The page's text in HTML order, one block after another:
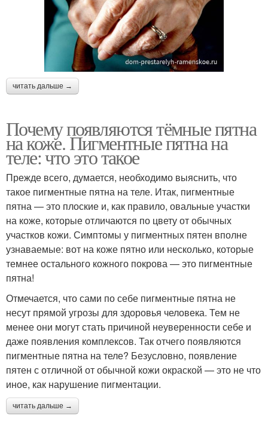
читать дальше →
Почему появляются тёмные пятна
на коже. Пигментные пятна на
теле: что это такое
Прежде всего, думается, необходимо выяснить, что
такое пигментные пятна на теле. Итак, пигментные
пятна — это плоские и, как правило, овальные участки
на коже, которые отличаются по цвету от обычных
участков кожи. Симптомы у пигментных пятен вполне
узнаваемые: вот на коже пятно или несколько, которые
темнее остального кожного покрова — это пигментные
пятна!
Отмечается, что сами по себе пигментные пятна не
несут прямой угрозы для здоровья человека. Тем не
менее они могут стать причиной неуверенности себе и
даже появления комплексов. Так отчего появляются
пигментные пятна на теле? Безусловно, появление
пятен с отличной от обычной кожи окраской — это не что
иное, как нарушение пигментации.
читать дальше →